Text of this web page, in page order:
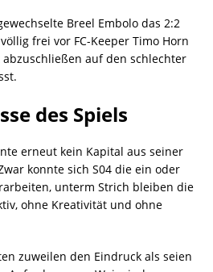
Breel Embolo das 2:2
frei vor FC-Keeper Timo Horn
auf den schlechter
des Spiels
erneut kein Kapital aus seiner
konnte sich S04 die ein oder
unterm Strich bleiben die
ohne Kreativität und ohne
zuweilen den Eindruck als seien